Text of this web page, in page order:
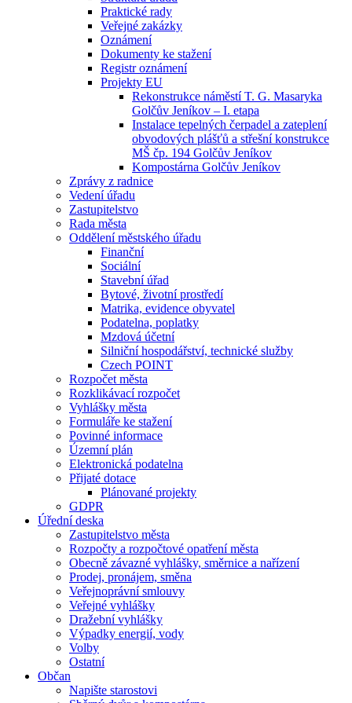
Praktické rady
Veřejné zakázky
Oznámení
Dokumenty ke stažení
Registr oznámení
Projekty EU
Rekonstrukce náměstí T. G. Masaryka
Golčův Jeníkov – I. etapa
Instalace tepelných čerpadel a zateplení
obvodových plášťů a střešní konstrukce
MŠ čp. 194 Golčův Jeníkov
Kompostárna Golčův Jeníkov
Zprávy z radnice
Vedení úřadu
Zastupitelstvo
Rada města
Oddělení městského úřadu
Finanční
Sociální
Stavební úřad
Bytové, životní prostředí
Matrika, evidence obyvatel
Podatelna, poplatky
Mzdová účetní
Silniční hospodářství, technické služby
Czech POINT
Rozpočet města
Rozklikávací rozpočet
Vyhlášky města
Formuláře ke stažení
Povinné informace
Územní plán
Elektronická podatelna
Přijaté dotace
Plánované projekty
GDPR
Úřední deska
Zastupitelstvo města
Rozpočty a rozpočtové opatření města
Obecně závazné vyhlášky, směrnice a nařízení
Prodej, pronájem, směna
Veřejnoprávní smlouvy
Veřejné vyhlášky
Dražební vyhlášky
Výpadky energií, vody
Volby
Ostatní
Občan
Napište starostovi